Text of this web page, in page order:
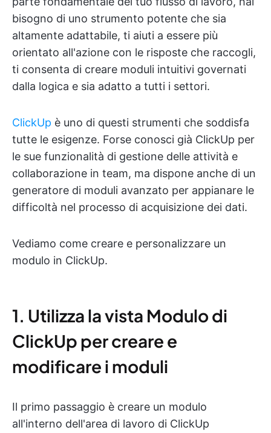
bisogno di uno strumento potente che sia
altamente adattabile, ti aiuti a essere più
orientato all'azione con le risposte che raccogli,
ti consenta di creare moduli intuitivi governati
dalla logica e sia adatto a tutti i settori.
ClickUp è uno di questi strumenti che soddisfa
tutte le esigenze. Forse conosci già ClickUp per
le sue funzionalità di gestione delle attività e
collaborazione in team, ma dispone anche di un
generatore di moduli avanzato per appianare le
difficoltà nel processo di acquisizione dei dati.
Vediamo come creare e personalizzare un
modulo in ClickUp.
1. Utilizza la vista Modulo di
ClickUp per creare e
modificare i moduli
Il primo passaggio è creare un modulo
all'interno dell'area di lavoro di ClickUp